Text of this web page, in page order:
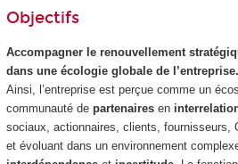
Objectifs
Accompagner le renouvellement
dans une écologie globale de l’entreprise.
Ainsi, l’entreprise est perçue comme un
communauté de partenaires en
sociaux, actionnaires, clients, fournisseurs,
et évoluant dans un environnement